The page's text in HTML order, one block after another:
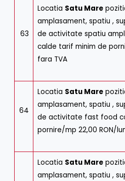
63
Locatia Satu Mare
amplasament, spatiu ,
de activitate spatiu
calde tarif minim de
fara TVA
64
Locatia Satu Mare
amplasament, spatiu ,
de activitate fast food
pornire/mp 22,00 RON/
Locatia Satu Mare
amplasament, spatiu ,